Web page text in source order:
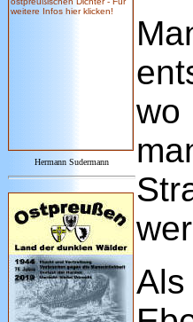
Hermann Sudermann
wo